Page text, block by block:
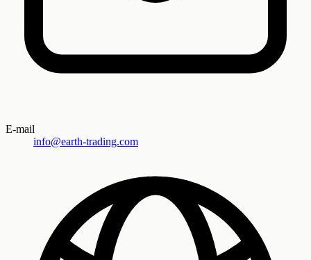
E-mail
info@earth-trading.com